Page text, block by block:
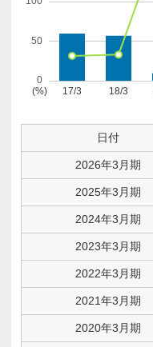
日付
2026年3月期
2025年3月期
2024年3月期
2023年3月期
2022年3月期
2021年3月期
2020年3月期